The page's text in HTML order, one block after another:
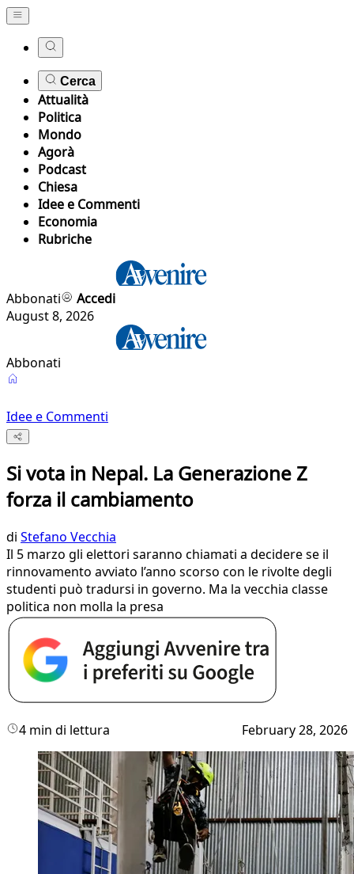
Cerca
Attualità
Politica
Mondo
Agorà
Podcast
Chiesa
Idee e Commenti
Economia
Rubriche
Abbonati
Accedi
August 8, 2026
Abbonati
Idee e Commenti
Si vota in Nepal. La Generazione Z
forza il cambiamento
di Stefano Vecchia
Il 5 marzo gli elettori saranno chiamati a decidere se il
rinnovamento avviato l’anno scorso con le rivolte degli
studenti può tradursi in governo. Ma la vecchia classe
politica non molla la presa
4 min di lettura February 28, 2026